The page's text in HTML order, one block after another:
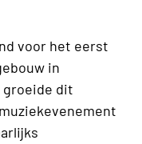
voor het eerst
in
groeide dit